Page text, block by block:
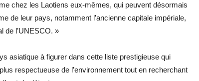
chez les Laotiens eux-mêmes, qui peuvent désormais
de leur pays, notamment l’ancienne capitale impériale,
de l’UNESCO. »
asiatique à figurer dans cette liste prestigieuse qui
respectueuse de l’environnement tout en recherchant